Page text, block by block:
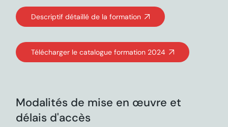
Descriptif détaillé de la formation
Télécharger le catalogue formation 2024
Modalités de mise en œuvre et
délais d'accès